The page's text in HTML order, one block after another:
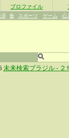
プロファイル
済 食 スポーツ ゲーム 心
未来検索ブラジル - ２